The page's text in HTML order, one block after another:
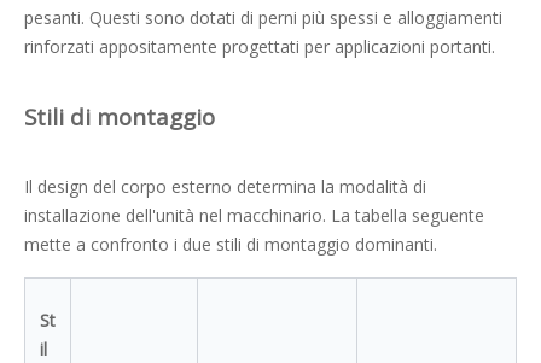
pesanti. Questi sono dotati di perni più spessi e alloggiamenti
rinforzati appositamente progettati per applicazioni portanti.
Stili di montaggio
Il design del corpo esterno determina la modalità di
installazione dell'unità nel macchinario. La tabella seguente
mette a confronto i due stili di montaggio dominanti.
St
il